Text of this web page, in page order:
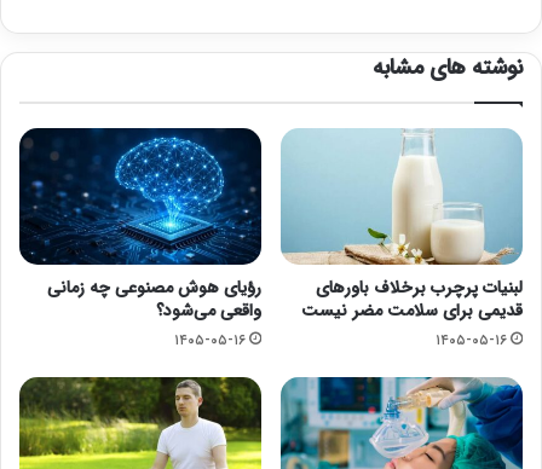
نوشته های مشابه
لبنیات پرچرب برخلاف باورهای
قدیمی برای سلامت مضر نیست
۱۴۰۵-۰۵-۱۶
رؤیای هوش مصنوعی چه زمانی
واقعی می‌شود؟
۱۴۰۵-۰۵-۱۶